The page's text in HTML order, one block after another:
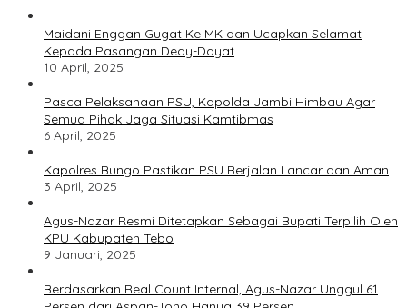
Maidani Enggan Gugat Ke MK dan Ucapkan Selamat
Kepada Pasangan Dedy-Dayat
10 April, 2025
Pasca Pelaksanaan PSU, Kapolda Jambi Himbau Agar
Semua Pihak Jaga Situasi Kamtibmas
6 April, 2025
Kapolres Bungo Pastikan PSU Berjalan Lancar dan Aman
3 April, 2025
Agus-Nazar Resmi Ditetapkan Sebagai Bupati Terpilih Oleh
KPU Kabupaten Tebo
9 Januari, 2025
Berdasarkan Real Count Internal, Agus-Nazar Unggul 61